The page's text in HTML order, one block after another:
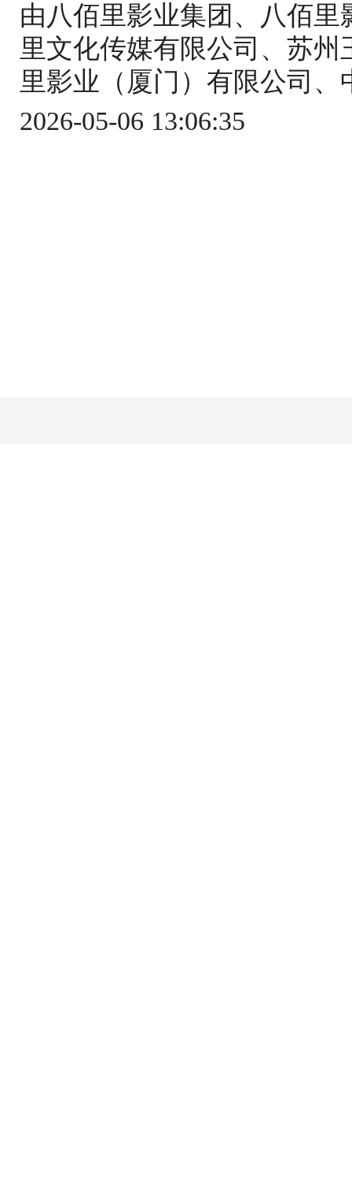
由八佰里影业集团、八佰
里文化传媒有限公司、苏
里影业（厦门）有限公司
2026-05-06 13:06:35